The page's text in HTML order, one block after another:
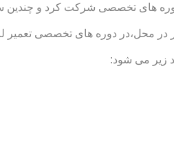
های تخصصی شرکت کرد و چندین سال
محل،در دوره های تخصصی تعمیر
زیر می شود: